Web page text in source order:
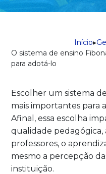
Início▸
O sistema de ensino
para adotá-lo
Escolher um sistema
mais importantes para
Afinal, essa escolha
qualidade pedagógica,
professores, o
mesmo a percepção
instituição.